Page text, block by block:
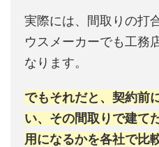
実際には、間取りの打
ウスメーカーでも工務
なります。
でもそれだと、契約前
い、その間取りで建て
用になるかを各社で比